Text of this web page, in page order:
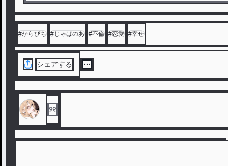
#からぴち #じゃぱのあ #不倫 #恋愛 #幸せ
シェアする
୨୧